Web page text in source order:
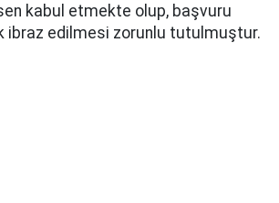
kabul etmekte olup, başvuru
ibraz edilmesi zorunlu tutulmuştur.